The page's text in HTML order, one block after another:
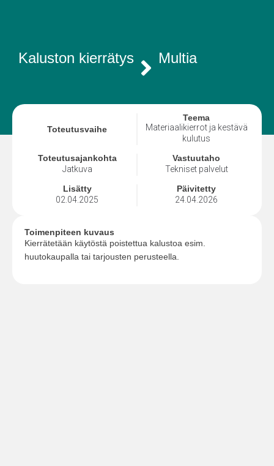
Kaluston kierrätys Multia
Toteutusvaihe
Teema
Materiaalikierrot ja kestävä
kulutus
Toteutusajankohta
Jatkuva
Vastuutaho
Tekniset palvelut
Lisätty
02.04.2025
Päivitetty
24.04.2026
Toimenpiteen kuvaus
Kierrätetään käytöstä poistettua kalustoa esim.
huutokaupalla tai tarjousten perusteella.